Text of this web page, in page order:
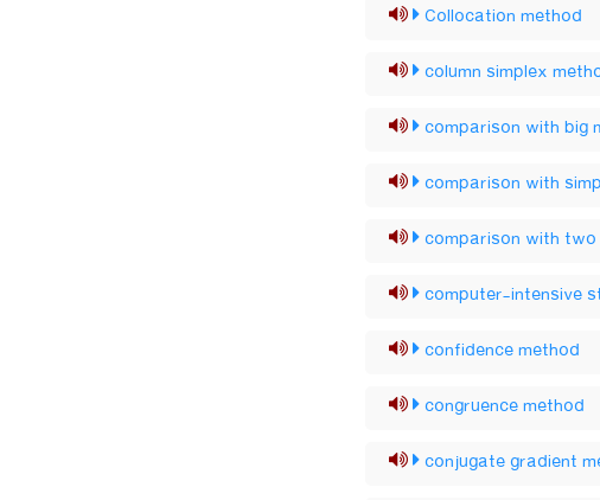
Collocation method
column simplex
comparison with big
comparison with
comparison with
computer-intensive
confidence method
congruence method
conjugate gradient